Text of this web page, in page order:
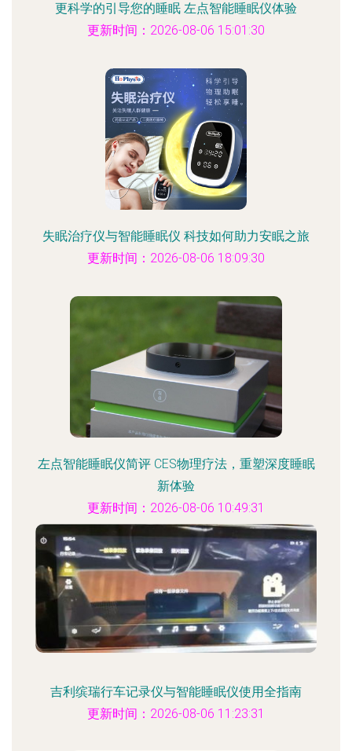
更科学的引导您的睡眠 左点智能睡眠仪体验
更新时间：2026-08-06 15:01:30
失眠治疗仪与智能睡眠仪 科技如何助力安眠之旅
更新时间：2026-08-06 18:09:30
左点智能睡眠仪简评 CES物理疗法，重塑深度睡眠
新体验
更新时间：2026-08-06 10:49:31
吉利缤瑞行车记录仪与智能睡眠仪使用全指南
更新时间：2026-08-06 11:23:31